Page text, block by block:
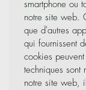
smartphone ou
notre site web.
que d'autres
qui fournissent
cookies
techniques sont
notre site web,